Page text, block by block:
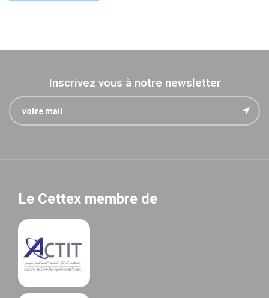
Inscrivez vous à notre newsletter
Le Cettex membre de